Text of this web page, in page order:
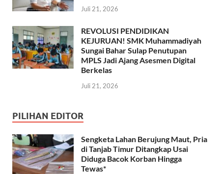
Juli 21, 2026
REVOLUSI PENDIDIKAN
KEJURUAN! SMK Muhammadiyah
Sungai Bahar Sulap Penutupan
MPLS Jadi Ajang Asesmen Digital
Berkelas
Juli 21, 2026
PILIHAN EDITOR
Sengketa Lahan Berujung Maut, Pria
di Tanjab Timur Ditangkap Usai
Diduga Bacok Korban Hingga
Tewas*